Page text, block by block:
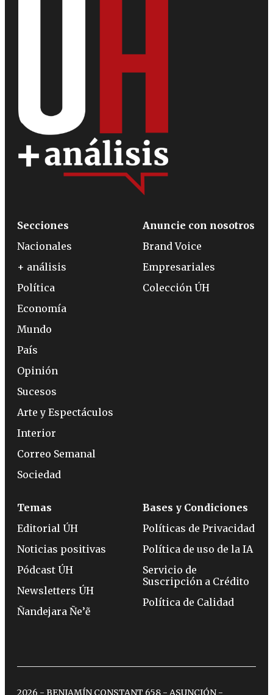
Secciones
Nacionales
+ análisis
Política
Economía
Mundo
País
Opinión
Sucesos
Arte y Espectáculos
Interior
Correo Semanal
Sociedad
Anuncie con nosotros
Brand Voice
Empresariales
Colección ÚH
Temas
Editorial ÚH
Noticias positivas
Pódcast ÚH
Newsletters ÚH
Ñandejara Ñe’ẽ
Bases y Condiciones
Políticas de Privacidad
Política de uso de la IA
Servicio de
Suscripción a Crédito
Política de Calidad
2026 - BENJAMÍN CONSTANT 658 - ASUNCIÓN -